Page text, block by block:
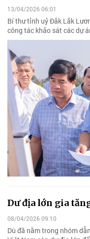
13/04/2026 06:01
Bí thư tỉnh uỷ Đắk Lắk
công tác khảo sát các dự
Dư địa lớn gia
08/04/2026 09:10
Dù đã nằm trong nhóm